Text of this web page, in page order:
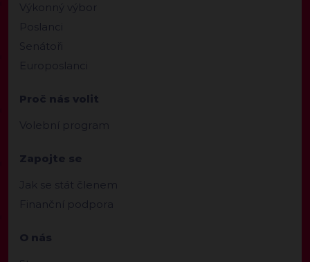
Výkonný výbor
Poslanci
Senátoři
Europoslanci
Proč nás volit
Volební program
Zapojte se
Jak se stát členem
Finanční podpora
O nás